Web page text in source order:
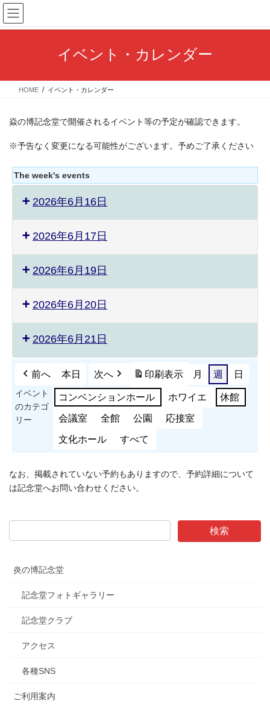
コ
ン
テ
ス
ナ
ビ
ゲ
ン
イベント・カレンダー
HOME イベント・カレンダー
焱の博記念堂で開催されるイベント等の予定が確認できます。
※予告なく変更になる可能性がございます。予めご了承ください
The week's events
2026年6月16日
2026年6月17日
2026年6月19日
2026年6月20日
2026年6月21日
前へ 本日 次へ 印刷表示 月 週 日
イベント
のカテゴ
リー
コンベンションホール ホワイエ 休館
会議室 全館 公園 応接室
文化ホール すべて
なお、掲載されていない予約もありますので、予約詳細について
は記念堂へお問い合わせください。
炎の博記念堂
記念堂フォトギャラリー
記念堂クラブ
アクセス
各種SNS
ご利用案内